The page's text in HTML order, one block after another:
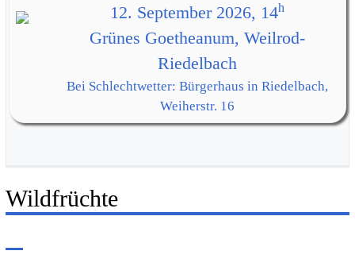
12. September 2026, 14h
Grünes Goetheanum, Weilrod-
Riedelbach
Bei Schlechtwetter: Bürgerhaus in Riedelbach,
Weiherstr. 16
Wildfrüchte